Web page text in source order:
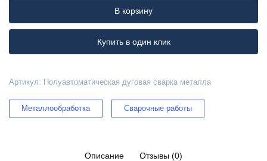
дуговая
сварка
металла
В корзину
Купить в один клик
Артикул: Полуавтоматическая дуговая сварка металла
Металлообработка Сварочные работы
Описание Отзывы (0)